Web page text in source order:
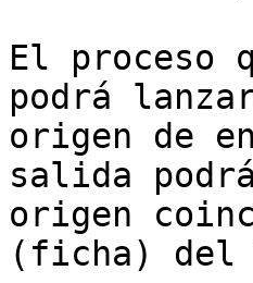
El proceso
podrá
origen de
salida
origen
(ficha) del